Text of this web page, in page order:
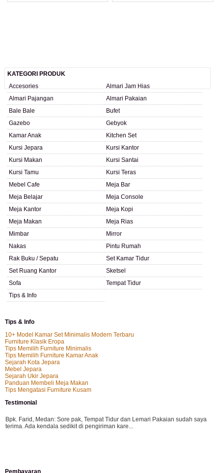
KATEGORI PRODUK
Accesories
Almari Jam Hias
Almari Pajangan
Almari Pakaian
Bale Bale
Bufet
Gazebo
Gebyok
Kamar Anak
Kitchen Set
Kursi Jepara
Kursi Kantor
Kursi Makan
Kursi Santai
Kursi Tamu
Kursi Teras
Mebel Cafe
Meja Bar
Meja Belajar
Meja Console
Meja Kantor
Meja Kopi
Meja Makan
Meja Rias
Mimbar
Mirror
Nakas
Pintu Rumah
Rak Buku / Sepatu
Set Kamar Tidur
Set Ruang Kantor
Sketsel
Sofa
Tempat Tidur
Tips & Info
Tips & Info
10+ Model Kamar Set Minimalis Modern Terbaru
Furniture Klasik Eropa
Tips Memilih Furniture Minimalis
Tips Memilih Furniture Kamar Anak
Sejarah Kota Jepara
Mebel Jepara
Sejarah Ukir Jepara
Panduan Membeli Meja Makan
Tips Mengatasi Furniture Kusam
Testimonial
Bpk. Farid, Medan: Sore pak, Tempat Tidur dan Lemari Pakaian sudah saya
terima. Ada kendala sedikit di pengiriman kare...
Pembayaran